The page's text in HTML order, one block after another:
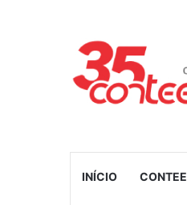
INÍCIO CONTEE